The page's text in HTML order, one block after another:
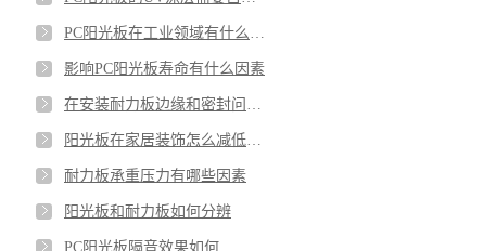
影响PC阳光板寿命有什么因素
耐力板承重压力有哪些因素
阳光板和耐力板如何分辨
PC阳光板隔音效果如何